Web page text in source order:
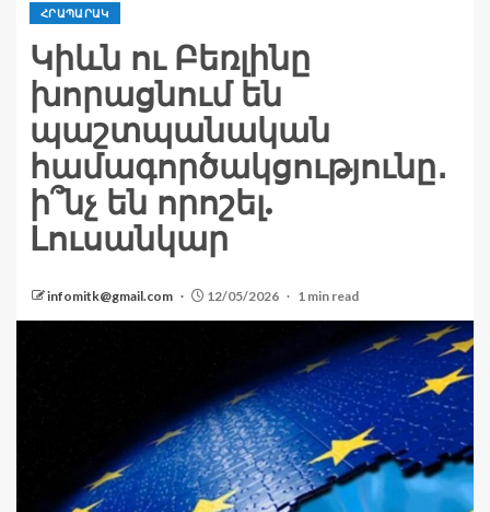
ՀՐԱՊԱՐԱԿ
Կիևն ու Բեռլինը
խորացնում են
պաշտպանական
համագործակցությունը․
ի՞նչ են որոշել.
Լուսանկար
infomitk@gmail.com 12/05/2026 1 min read